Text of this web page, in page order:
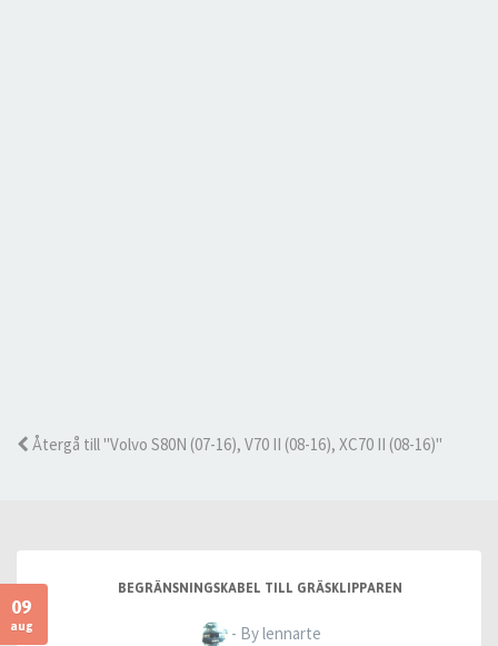
Återgå till "Volvo S80N (07-16), V70 II (08-16), XC70 II (08-16)"
09
aug
BEGRÄNSNINGSKABEL TILL GRÄSKLIPPAREN
- By lennarte